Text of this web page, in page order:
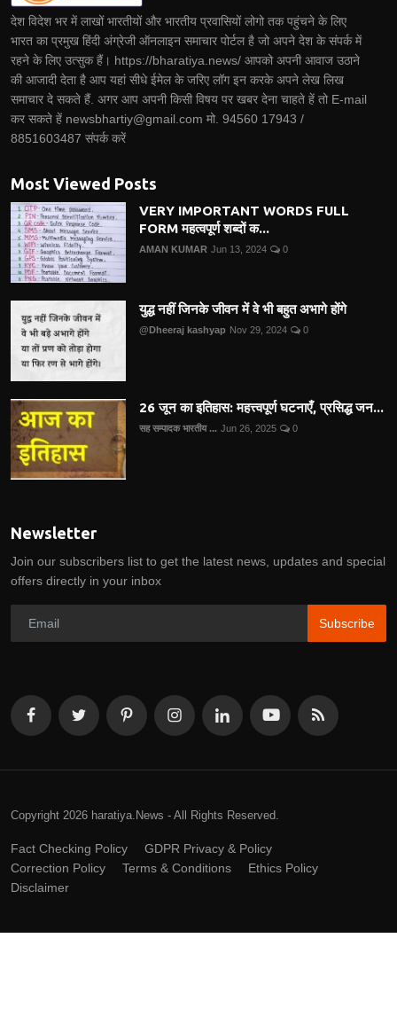
देश विदेश भर में लाखों भारतीयों और भारतीय प्रवासियों लोगो तक पहुंचने के लिए
भारत का प्रमुख हिंदी अंग्रेजी ऑनलाइन समाचार पोर्टल है जो अपने देश के संपर्क में
रहने के लिए उत्सुक हैं। https://bharatiya.news/ आपको अपनी आवाज उठाने
की आजादी देता है आप यहां सीधे ईमेल के जरिए लॉग इन करके अपने लेख लिख
समाचार दे सकते हैं. अगर आप अपनी किसी विषय पर खबर देना चाहते हें तो E-mail
कर सकते हें newsbhartiy@gmail.com मो. 94560 17943 /
8851603487 संपर्क करें
Most Viewed Posts
VERY IMPORTANT WORDS FULL
FORM महत्वपूर्ण शब्दों क...
AMAN KUMAR Jun 13, 2024 0
युद्ध नहीं जिनके जीवन में वे भी बहुत अभागे होंगे
@Dheeraj kashyap Nov 29, 2024 0
26 जून का इतिहास: महत्त्वपूर्ण घटनाएँ, प्रसिद्ध जन...
सह सम्पादक भारतीय ... Jun 26, 2025 0
Newsletter
Join our subscribers list to get the latest news, updates and special
offers directly in your inbox
Subscribe
Copyright 2026 haratiya.News - All Rights Reserved.
Fact Checking Policy
GDPR Privacy & Policy
Correction Policy
Terms & Conditions
Ethics Policy
Disclaimer